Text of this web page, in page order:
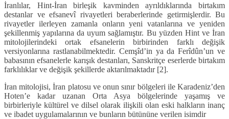
İranlılar, Hint-İran birleşik kavminden ayrıldıklarında birtakım
destanlar ve efsanevî rivayetleri beraberlerinde getirmişlerdir. Bu
rivayetler ilerleyen zamanla onların yeni vatanlarına ve yeniden
şekillenmiş yapılarına da uyum sağlamıştır. Bu yüzden Hint ve İran
mitolojilerindeki ortak efsanelerin birbirinden farklı değişik
versiyonlarına rastlanabilmektedir. Cemşîd’in ya da Ferîdûn’un ve
babasının efsanelerle karışık destanları, Sanskritçe eserlerde birtakım
farklılıklar ve değişik şekillerde aktarılmaktadır [2].
İran mitolojisi, İran platosu ve onun sınır bölgeleri ile Karadeniz’den
Hoten’e kadar uzanan Orta Asya bölgelerinde yaşamış ve
birbirleriyle kültürel ve dilsel olarak ilişkili olan eski halkların inanç
ve ibadet uygulamalarının ve bunların bütününe verilen isimdir